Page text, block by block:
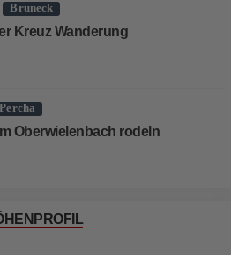
Bruneck
Kreuz Wanderung
Percha
Oberwielenbach rodeln